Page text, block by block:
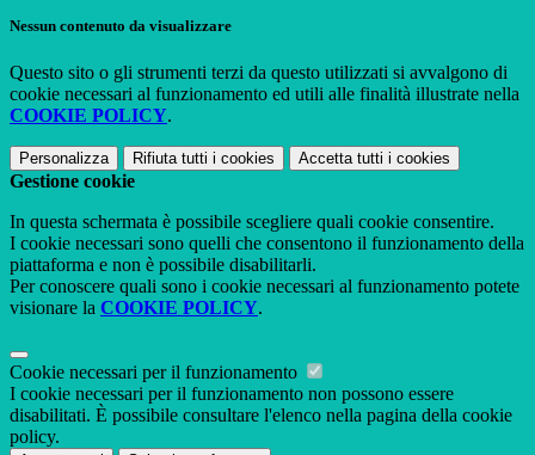
Nessun contenuto da visualizzare
Questo sito o gli strumenti terzi da questo utilizzati si avvalgono di
cookie necessari al funzionamento ed utili alle finalità illustrate nella
COOKIE POLICY.
Personalizza Rifiuta tutti i cookies Accetta tutti i cookies
Gestione cookie
In questa schermata è possibile scegliere quali cookie consentire.
I cookie necessari sono quelli che consentono il funzionamento della
piattaforma e non è possibile disabilitarli.
Per conoscere quali sono i cookie necessari al funzionamento potete
visionare la COOKIE POLICY.
Cookie necessari per il funzionamento
I cookie necessari per il funzionamento non possono essere
disabilitati. È possibile consultare l'elenco nella pagina della cookie
policy.